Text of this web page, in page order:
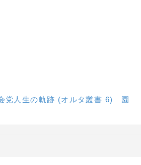
党人生の軌跡 (オルタ叢書 6) 園